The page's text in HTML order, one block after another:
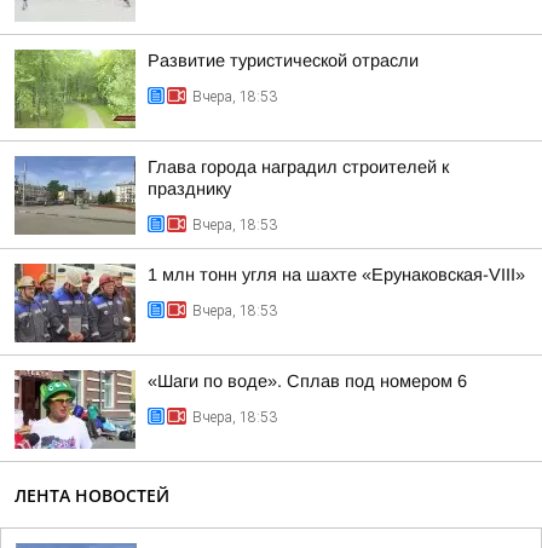
Развитие туристической отрасли
Вчера, 18:53
Глава города наградил строителей к
празднику
Вчера, 18:53
1 млн тонн угля на шахте «Ерунаковская-VIII»
Вчера, 18:53
«Шаги по воде». Сплав под номером 6
Вчера, 18:53
ЛЕНТА НОВОСТЕЙ